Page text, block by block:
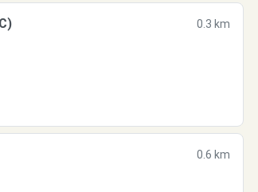
0.3 km
0.6 km